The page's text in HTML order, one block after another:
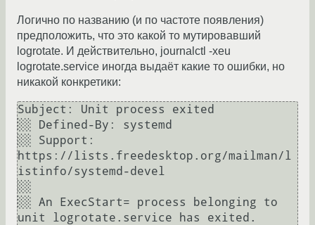
Логично по названию (и по частоте появления)
предположить, что это какой то мутировавший
logrotate. И действительно, journalctl -xeu
logrotate.service иногда выдаёт какие то ошибки, но
никакой конкретики:
Subject: Unit process exited
░░ Defined-By: systemd
░░ Support:
https://lists.freedesktop.org/mailman/l
istinfo/systemd-devel
░░
░░ An ExecStart= process belonging to
unit logrotate.service has exited.